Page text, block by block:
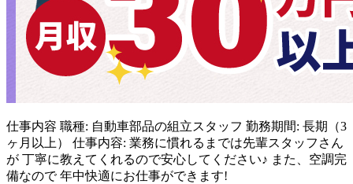
仕事内容 職種: 自動車部品の組立スタッフ 勤務期間: 長期（3
ヶ月以上） 仕事内容: 業務に慣れるまでは先輩スタッフさん
が 丁寧に教えてくれるので安心してください♪ また、空調完
備なので 年中快適にお仕事ができます!